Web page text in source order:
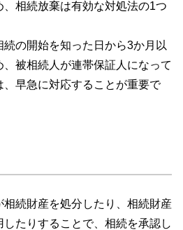
相続放棄は有効な対処法の1つ
の開始を知った日から3か月以
被相続人が連帯保証人になって
早急に対応することが重要で
続財産を処分したり、相続財産
たりすることで、相続を承認し